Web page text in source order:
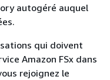
autogéré auquel
qui doivent
Amazon FSx dans
rejoignez le